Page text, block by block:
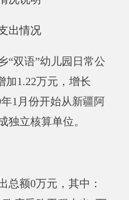
评开展情况。
项目全年预算数
预算的0%。主
及原因：无。